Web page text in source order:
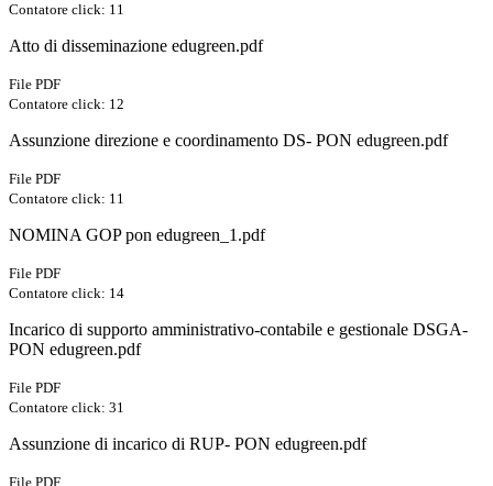
Contatore click: 11
Atto di disseminazione edugreen.pdf
File PDF
Contatore click: 12
Assunzione direzione e coordinamento DS- PON edugreen.pdf
File PDF
Contatore click: 11
NOMINA GOP pon edugreen_1.pdf
File PDF
Contatore click: 14
Incarico di supporto amministrativo-contabile e gestionale DSGA-
PON edugreen.pdf
File PDF
Contatore click: 31
Assunzione di incarico di RUP- PON edugreen.pdf
File PDF